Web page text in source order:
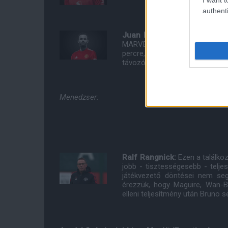
Juan Mata:
MARVEL filmekben volt
percre, aminek a szurkolók
távozók között lesz a nyár
Menedzser:
Ralf Rangnick: Ezen a
jobb - tisztességesebb -
játékvezető döntései nem
érezzük, hogy Maguire,
elleni teljesítmény után Bruno